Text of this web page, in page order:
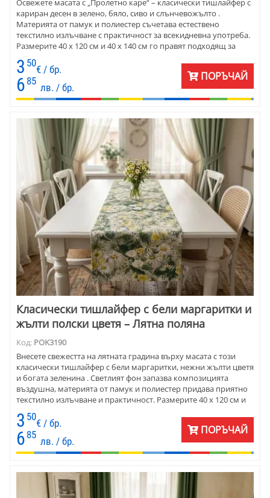
Освежете масата с „Пролетно каре“ – класически тишлайфер с
кариран десен в зелено, бяло, сиво и слънчевожълто .
Материята от памук и полиестер съчетава естествено
текстилно излъчване с практичност за всекидневна употреба.
Размерите 40 х 120 см и 40 х 140 см го правят подходящ за
кухня, трапезария, веранда, къща за гости или уютно
заведение с градинска атмосфера.
3 50
€ / бр.
6 85
лв. / бр.
ПОРЪЧАЙ
Класически тишлайфер с бели маргаритки и
жълти полски цветя – Лятна поляна
Код: POK3190
Внесете свежестта на лятната градина върху масата с този
класически тишлайфер с бели маргаритки, нежни жълти цветя
и богата зеленина . Светлият фон запазва композицията
въздушна, материята от памук и полиестер придава приятно
текстилно излъчване и практичност. Размерите 40 х 120 см и
40 х 140 см са подходящи за трапезария, кухня, веранда, къща
за гости или уютно заведение.
3 50
€ / бр.
6 85
лв. / бр.
ПОРЪЧАЙ